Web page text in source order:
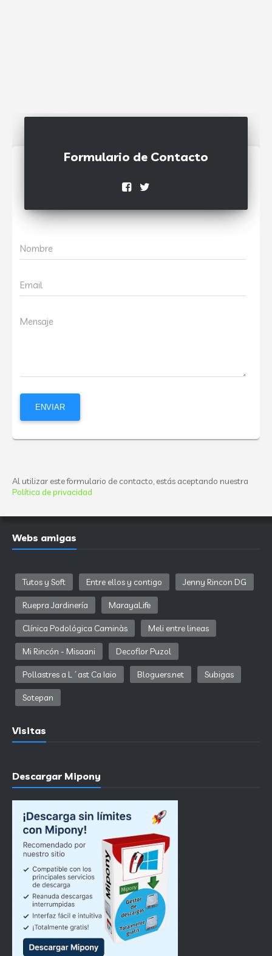
Formulario de Contacto
Nombre
Email
Mensaje
Al utilizar este formulario de contacto, estás aceptando nuestra
Política de privacidad
Webs amigas
Tutos y Soft Entre ellos y contigo Jenny Rincon DG
Ruepra Jardinería MarayaLife
Clínica Podológica Caminàs Meli entre lineas
Mi Rincón - Misaani Decoflor Puzol
Pollastres a L´ast Ca Iaio Bloguers.net Subigas
Sotepan
Visitas
Descargar Mipony